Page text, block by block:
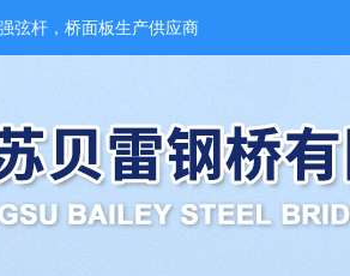
弦杆，桥面板生产供应商